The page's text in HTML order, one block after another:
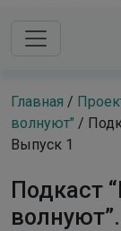
Главная /
волнуют" /
Выпуск 1
Подкаст